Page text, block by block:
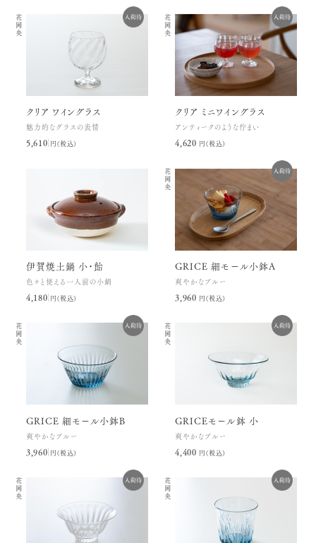
花岡央
クリア ワイングラス
魅力的なグラスの表情
5,610円(税込)
花岡央
クリア ミニワイングラス
アンティークのような佇まい
4,620円(税込)
伊賀焼土鍋 小・飴
色々と使える一人前の小鍋
4,180円(税込)
花岡央
GRICE 細モール小鉢A
爽やかなブルー
3,960円(税込)
花岡央
GRICE 細モール小鉢B
爽やかなブルー
3,960円(税込)
花岡央
GRICEモール鉢 小
爽やかなブルー
4,400円(税込)
花岡央 花岡央